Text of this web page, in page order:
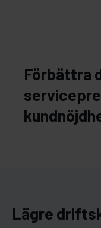
Förbättra
Lägre